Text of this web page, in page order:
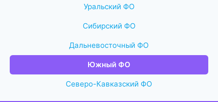
Уральский ФО
Сибирский ФО
Дальневосточный ФО
Южный ФО
Северо-Кавказский ФО